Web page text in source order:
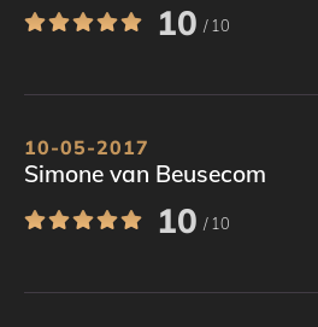
10 / 10
10-05-2017
Simone van Beusecom
10 / 10